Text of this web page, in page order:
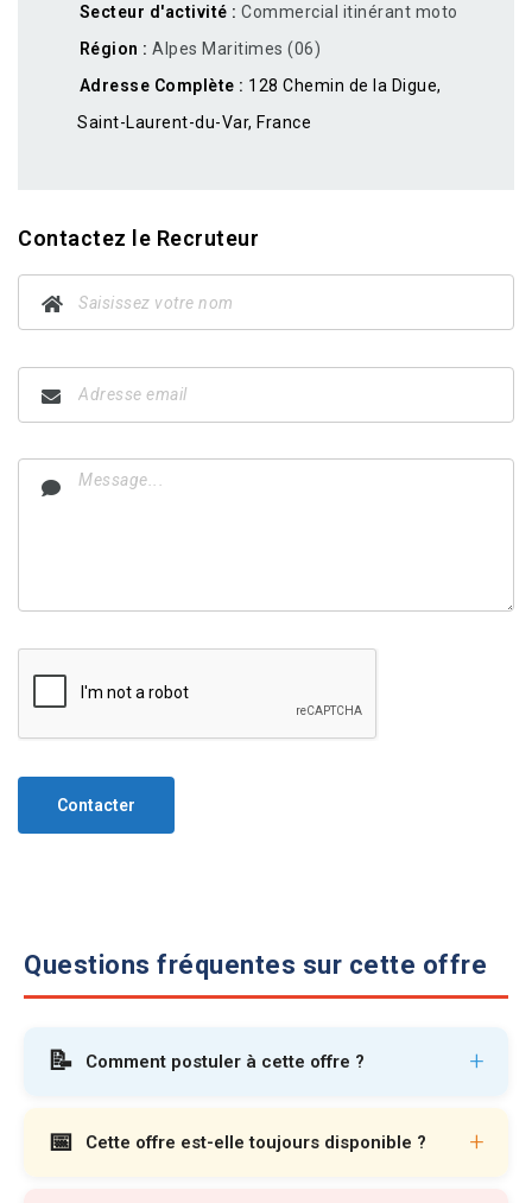
Secteur d'activité
Commercial itinérant moto
Région
Alpes Maritimes (06)
Adresse Complète
128 Chemin de la Digue,
Saint-Laurent-du-Var, France
Contactez le Recruteur
Contacter
Questions fréquentes sur cette offre
📝 Comment postuler à cette offre ? +
📅 Cette offre est-elle toujours disponible ? +